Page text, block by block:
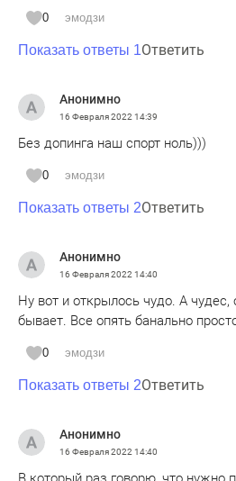
0 эмодзи
Показать ответы 1Ответить
Анонимно
16 Февраля 2022 14:39
Без допинга наш спорт ноль)))
0 эмодзи
Показать ответы 2Ответить
Анонимно
16 Февраля 2022 14:40
Ну вот и открылось чудо. А чудес,
бывает. Все опять банально
0 эмодзи
Показать ответы 2Ответить
Анонимно
16 Февраля 2022 14:40